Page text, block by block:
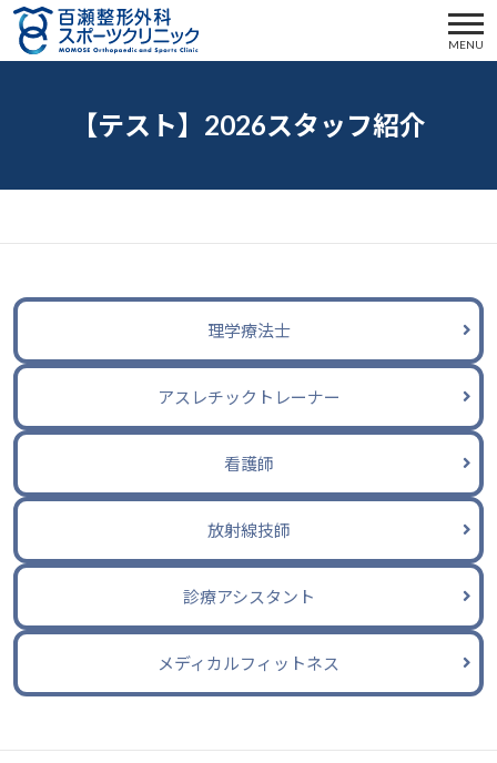
MENU
【テスト】2026スタッフ紹介
理学療法士
アスレチックトレーナー
看護師
放射線技師
診療アシスタント
メディカルフィットネス